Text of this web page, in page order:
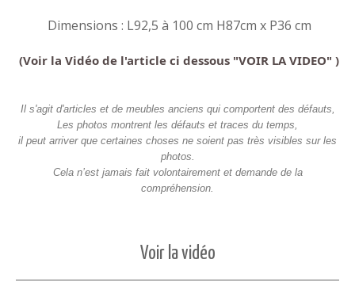
Dimensions : L92,5 à 100 cm H87cm x P36 cm
(Voir la Vidéo de l'article ci dessous "VOIR LA VIDEO" )
Il s'agit d'articles et de meubles anciens qui comportent des défauts,
Les photos montrent les défauts et traces du temps,
il peut arriver que certaines choses ne soient pas très visibles sur les
photos.
Cela n’est jamais fait volontairement et demande de la
compréhension.
Voir la vidéo